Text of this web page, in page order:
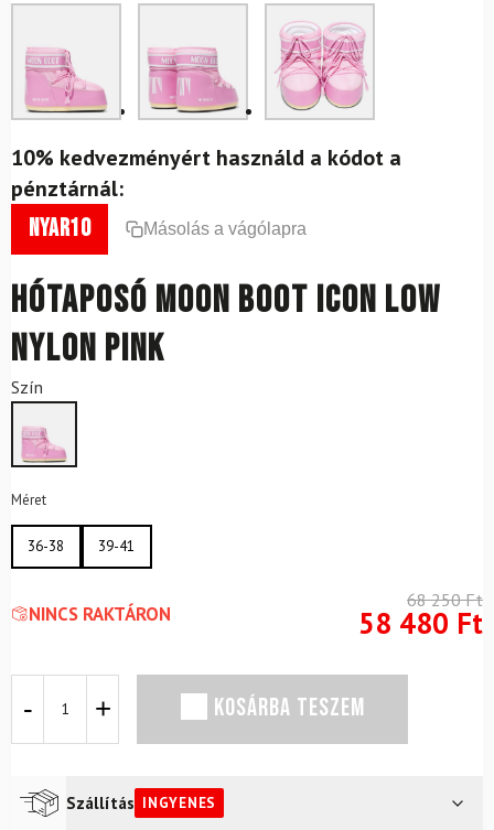
10% kedvezményért használd a kódot a
pénztárnál:
nyar10 Másolás a vágólapra
Hótaposó MOON BOOT Icon Low
Nylon Pink
Szín
Méret
36-38 39-41
NINCS RAKTÁRON
68 250Ft
58 480 Ft
MOON
Nylon
KOSÁRBA TESZEM
Szállítás INGYENES